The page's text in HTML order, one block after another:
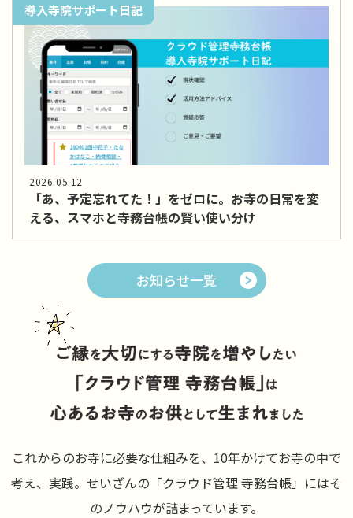
導入寺院サポート日記
2026.05.12
「あ、予定忘れてた！」をゼロに。お寺の日常を変
える、スマホと寺務台帳の賢い使い分け
お知らせ一覧
これからのお寺に必要な仕組みを、10年かけてお寺の中で
考え、実践。 せいざんの「クラウド管理 寺務台帳」にはそ
のノウハウが詰まっています。